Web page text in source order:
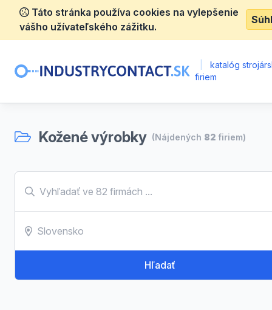
Táto stránka používa cookies na vylepšenie
vášho užívateľského zážitku.
katalóg
firiem
Kožené výrobky (Nájdených 82 firiem)
Hľadať